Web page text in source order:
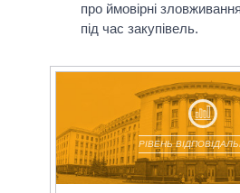
про ймовірні зловживання
під час закупівель.
РІВЕНЬ